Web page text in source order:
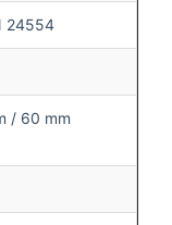
24554
/ 60 mm